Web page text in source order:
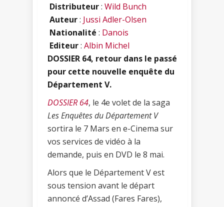
Distributeur: Wild Bunch
Auteur: Jussi Adler-Olsen
Nationalité : Danois
Editeur: Albin Michel
DOSSIER 64, retour dans le passé
pour cette nouvelle enquête du
Département V.
DOSSIER 64, le 4e volet de la saga
Les Enquêtes du Département V
sortira le 7 Mars en e-Cinema sur
vos services de vidéo à la
demande, puis en DVD le 8 mai.
Alors que le Département V est
sous tension avant le départ
annoncé d’Assad (Fares Fares),